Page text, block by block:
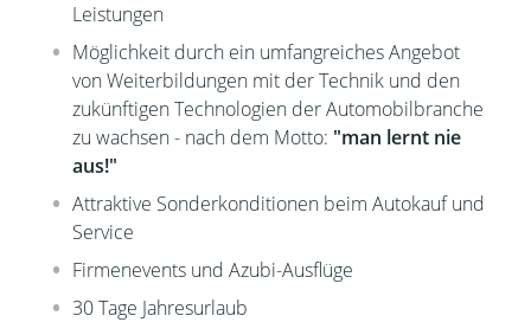
Leistungen
Möglichkeit durch ein umfangreiches Angebot
von Weiterbildungen mit der Technik und den
zukünftigen Technologien der Automobilbranche
zu wachsen - nach dem Motto: "man lernt nie
aus!"
Attraktive Sonderkonditionen beim Autokauf und
Service
Firmenevents und Azubi-Ausflüge
30 Tage Jahresurlaub